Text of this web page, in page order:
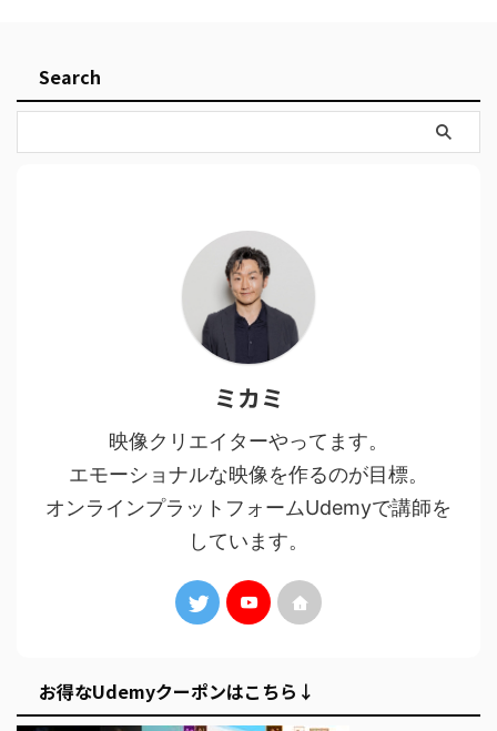
Search
ミカミ
映像クリエイターやってます。
エモーショナルな映像を作るのが目標。
オンラインプラットフォームUdemyで講師を
しています。
お得なUdemyクーポンはこちら↓